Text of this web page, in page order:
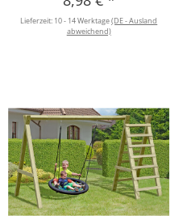
Lieferzeit: 10 - 14 Werktage(DE - Ausland
abweichend)